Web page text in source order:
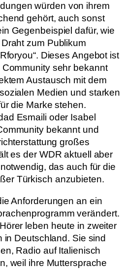
würden von ihrem
gehört, auch sonst
Gegenbeispiel dafür, wie
zum Publikum
Dieses Angebot ist
sehr bekannt
Austausch mit dem
Medien und starken
die Marke stehen.
Esmaili oder Isabel
bekannt und
großes
es der WDR aktuell aber
das auch für die
Türkisch anzubieten.
Anforderungen an ein
verändert.
leben heute in zweiter
in Deutschland. Sie sind
Radio auf Italienisch
weil ihre Muttersprache